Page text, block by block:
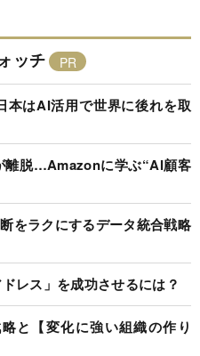
ッチ
本はAI活用で世界に後れを取
離脱…Amazonに学ぶ“AI顧客
をラクにするデータ統合戦略
レス」を成功させるには？
と【変化に強い組織の作り